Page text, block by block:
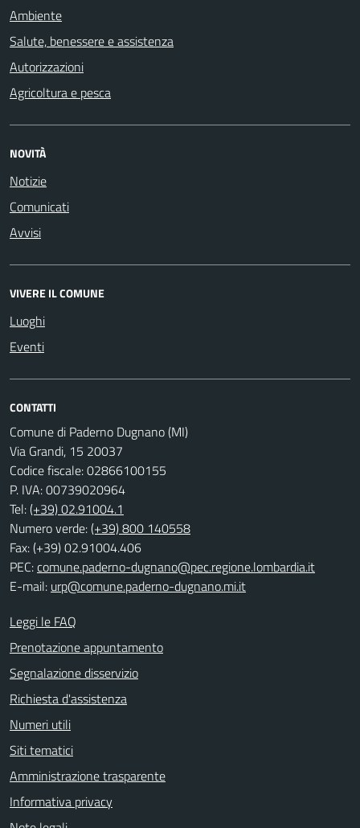
Ambiente
Salute, benessere e assistenza
Autorizzazioni
Agricoltura e pesca
NOVITÀ
Notizie
Comunicati
Avvisi
VIVERE IL COMUNE
Luoghi
Eventi
CONTATTI
Comune di Paderno Dugnano (MI)
Via Grandi, 15 20037
Codice fiscale: 02866100155
P. IVA: 00739020964
Tel:(+39) 02.91004.1
Numero verde:(+39) 800 140558
Fax: (+39) 02.91004.406
PEC:comune.paderno-dugnano@pec.regione.lombardia.it
E-mail: urp@comune.paderno-dugnano.mi.it
Leggi le FAQ
Prenotazione appuntamento
Segnalazione disservizio
Richiesta d'assistenza
Numeri utili
Siti tematici
Amministrazione trasparente
Informativa privacy